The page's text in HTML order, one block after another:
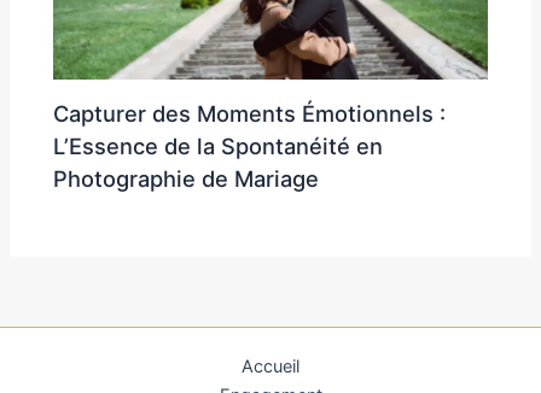
Capturer des Moments Émotionnels :
L’Essence de la Spontanéité en
Photographie de Mariage
Accueil